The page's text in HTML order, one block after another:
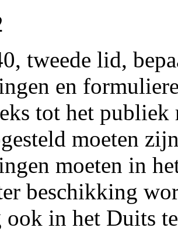
tweede lid,
en
tot het
moeten
moeten in
beschikking
ook in het Duits